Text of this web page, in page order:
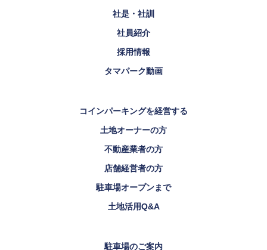
社是・社訓
社員紹介
採用情報
タマパーク動画
コインパーキングを経営する
土地オーナーの方
不動産業者の方
店舗経営者の方
駐車場オープンまで
土地活用Q&A
駐車場のご案内